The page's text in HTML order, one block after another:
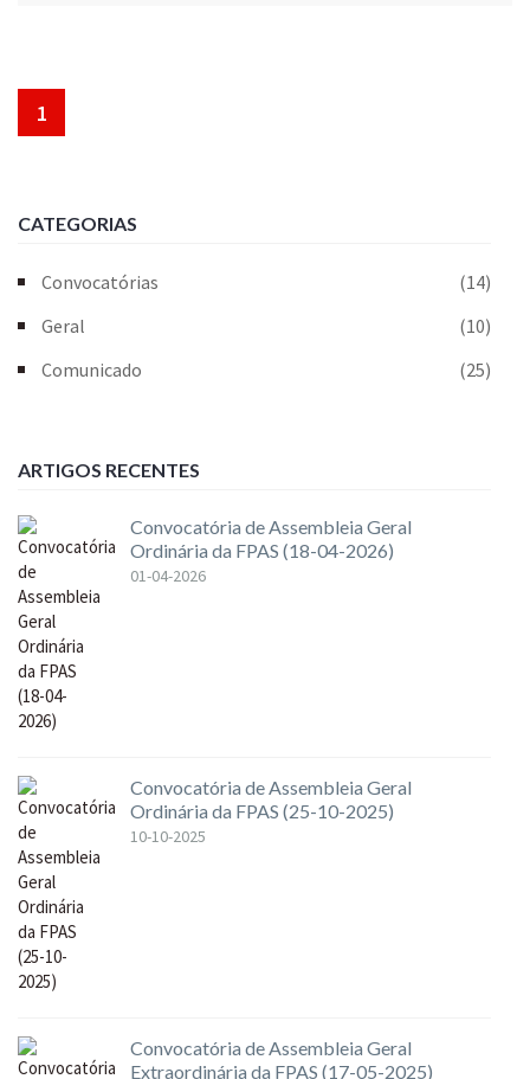
1
CATEGORIAS
Convocatórias
(14)
Geral
(10)
Comunicado
(25)
ARTIGOS RECENTES
Convocatória de Assembleia Geral
Ordinária da FPAS (18-04-2026)
01-04-2026
Convocatória de Assembleia Geral
Ordinária da FPAS (25-10-2025)
10-10-2025
Convocatória de Assembleia Geral
Extraordinária da FPAS (17-05-2025)